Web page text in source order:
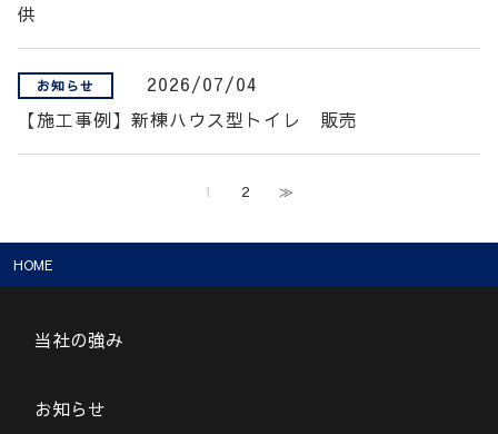
供
お知らせ
2026/07/04
【施工事例】新棟ハウス型トイレ 販売
1 2 ≫
HOME
当社の強み
お知らせ